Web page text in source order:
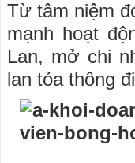
Từ tâm niệm
mạnh hoạt
Lan, mở chi
lan tỏa thông